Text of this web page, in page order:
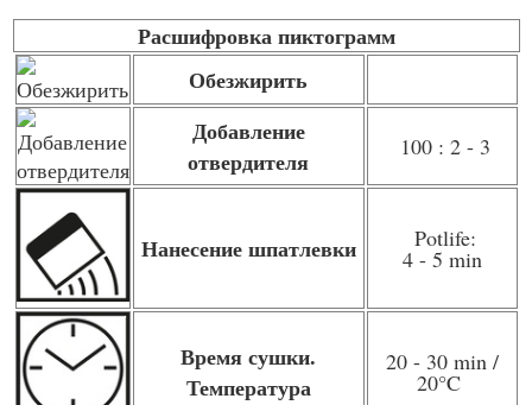
Расшифровка пиктограмм
Обезжирить
Добавление
отвердителя
100 : 2 - 3
Нанесение шпатлевки Potlife:
4 - 5 min
Время сушки.
Температура
20 - 30 min /
20°C